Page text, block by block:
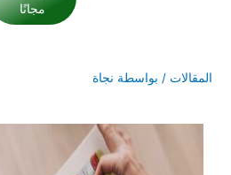
مجانًا
المقالات / بواسطة نجاة